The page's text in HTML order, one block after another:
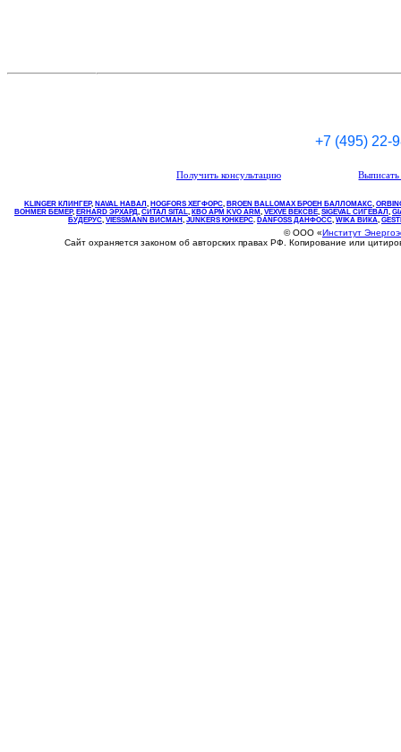
+7 (495) 22-
Получить консультацию
KLINGER КЛИНГЕР, NAVAL НАВАЛ , НOGFORS ХЕГФОРС, BROEN BALLOMAX БРОЕН БАЛЛОМАКС,
BOHMER БЕМЕР, ERHARD ЭРХАРД, СИТАЛ SITAL, КВО АРМ KVO ARM, VEXVE ВЕКСВЕ, SIGEVAL СИГЕВАЛ ,
БУДЕРУС, VIESSMANN ВИСМАН , JUNKERS ЮНКЕРС. DANFOSS ДАНФОСС, WIKA ВИКА,
© ООО «Институт
Сайт охраняется законом об авторских правах РФ. Копирование или